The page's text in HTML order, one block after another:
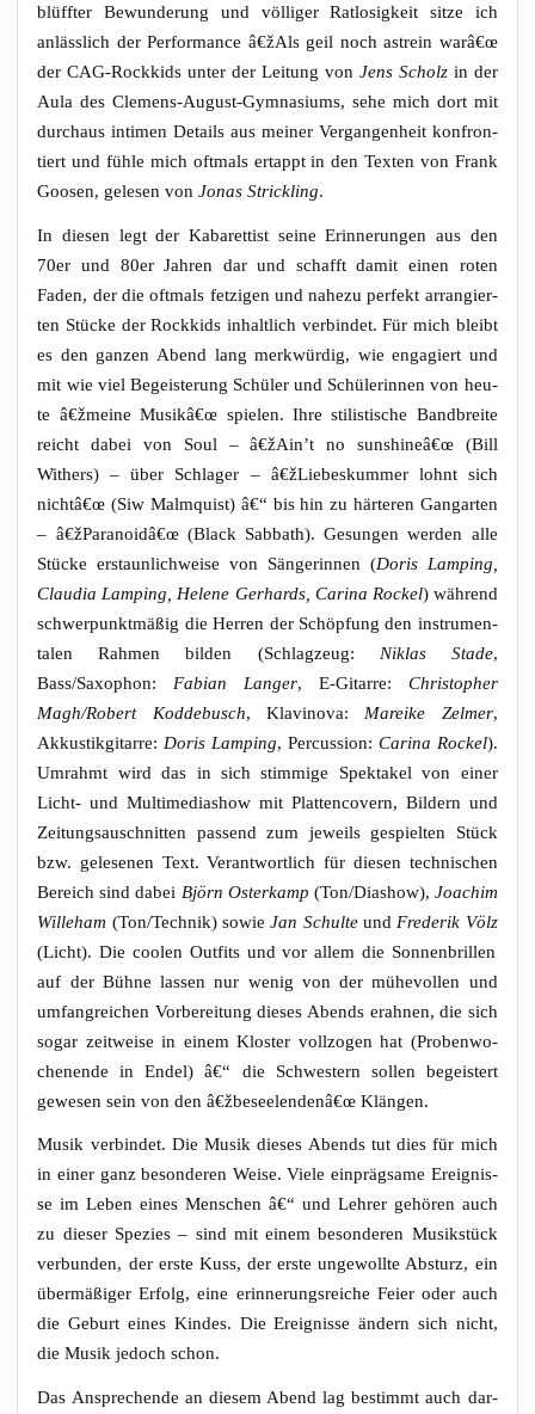
blüff­ter Bewun­de­rung und völ­li­ger Rat­lo­sig­keit sit­ze ich
anläss­lich der Per­for­mance â€žAls geil noch ast­rein warâ€œ
der CAG-Rock­kids unter der Lei­tung von Jens Scholz in der
Aula des Cle­mens-August-Gym­na­si­ums, sehe mich dort mit
durch­aus inti­men Details aus mei­ner Ver­gan­gen­heit kon­fron­
tiert und füh­le mich oft­mals ertappt in den Tex­ten von Frank
Goo­sen, gele­sen vonJonas Strick­ling.
In die­sen legt der Kaba­ret­tist sei­ne Erin­ne­run­gen aus den
70er und 80er Jah­ren dar und schafft damit einen roten
Faden, der die oft­mals fet­zi­gen und nahe­zu per­fekt arran­gier­
ten Stü­cke der Rock­kids inhalt­lich ver­bin­det. Für mich bleibt
es den gan­zen Abend lang merk­wür­dig, wie enga­giert und
mit wie viel Begeis­te­rung Schü­ler und Schü­le­rin­nen von heu­
te â€žmeine Musikâ€œ spie­len. Ihre sti­lis­ti­sche Band­brei­te
reicht dabei von Soul – â€žAin’t no sunshineâ€œ (Bill
Withers) – über Schla­ger – â€žLiebeskummer lohnt sich
nichtâ€œ (Siw Malm­quist) â€“ bis hin zu här­te­ren Gang­ar­ten
– â€žParanoidâ€œ (Black Sab­bath). Gesun­gen wer­den alle
Stü­cke erstaun­lich­wei­se von Sän­ge­rin­nen (Doris Lam­ping,
Clau­dia Lam­ping, Hele­ne Ger­hards, Cari­na Rockel) wäh­rend
schwer­punkt­mä­ßig die Her­ren der Schöp­fung den instru­men­
ta­len Rah­men bil­den (Schlag­zeug: Niklas Sta­de,
Bass/Saxophon: Fabi­an Lan­ger, E‑Gitarre: Chris­to­pher
Magh/Robert Kod­de­busch, Kla­vi­no­va: Marei­ke Zel­mer,
Akku­s­tik­gi­tar­re: Doris Lam­ping, Per­cus­sion: Cari­na Rockel).
Umrahmt wird das in sich stim­mi­ge Spek­ta­kel von einer
Licht- und Mul­ti­me­dia­show mit Plat­ten­co­vern, Bil­dern und
Zei­tungs­au­schnit­ten pas­send zum jeweils gespiel­ten Stück
bzw. gele­se­nen Text. Ver­ant­wort­lich für die­sen tech­ni­schen
Bereich sind dabei Björn Oster­kamp (Ton/Diashow), Joa­chim
Wil­le­ham (Ton/Technik) sowieJan Schul­teund Fre­de­rik Völz
(Licht). Die coo­len Out­fits und vor allem die Son­nen­bril­len
auf der Büh­ne las­sen nur wenig von der mühe­vol­len und
umfang­rei­chen Vor­be­rei­tung die­ses Abends erah­nen, die sich
sogar zeit­wei­se in einem Klos­ter voll­zo­gen hat (Pro­ben­wo­
chen­en­de in Endel) â€“ die Schwes­tern sol­len begeis­tert
gewe­sen sein von den â€žbeseelendenâ€œ Klängen.
Musik ver­bin­det. Die Musik die­ses Abends tut dies für mich
in einer ganz beson­de­ren Wei­se. Vie­le ein­präg­sa­me Ereig­nis­
se im Leben eines Men­schen â€“ und Leh­rer gehö­ren auch
zu die­ser Spe­zi­es – sind mit einem beson­de­ren Musik­stück
ver­bun­den, der ers­te Kuss, der ers­te unge­woll­te Absturz, ein
über­mä­ßi­ger Erfolg, eine erin­ne­rungs­rei­che Fei­er oder auch
die Geburt eines Kin­des. Die Ereig­nis­se ändern sich nicht,
die Musik jedoch schon.
Das Anspre­chen­de an die­sem Abend lag bestimmt auch dar­